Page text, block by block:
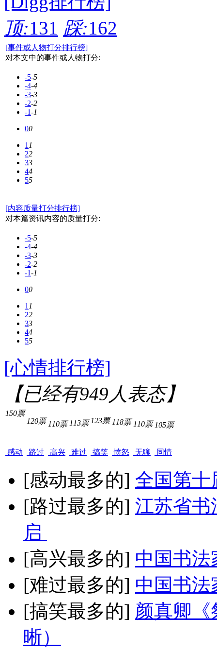
顶:131 踩:162
[事件或人物打分排行榜]
对本文中的事件或人物打分:
-5-5
-4-4
-3-3
-2-2
-1-1
00
11
22
33
44
55
[内容质量打分排行榜]
对本篇资讯内容的质量打分:
-5-5
-4-4
-3-3
-2-2
-1-1
00
11
22
33
44
55
[心情排行榜]
【已经有949人表态】
150票
感动
120票
路过
110票
高兴
113票
难过
123票
搞笑
118票
愤怒
110票
无聊
105票
同情
[感动最多的] 全国第十
[路过最多的] 江苏省书
启
[高兴最多的] 中国书法
[难过最多的] 中国书法
[搞笑最多的] 颜真卿《
晰）